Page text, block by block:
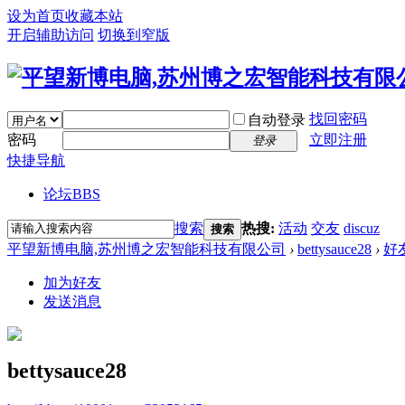
设为首页收藏本站
开启辅助访问 切换到窄版
自动登录 找回密码
密码
登录
立即注册
快捷导航
论坛BBS
搜索 搜索 热搜: 活动 交友 discuz
平望新博电脑,苏州博之宏智能科技有限公司 › bettysauce28 › 好
加为好友
发送消息
bettysauce28